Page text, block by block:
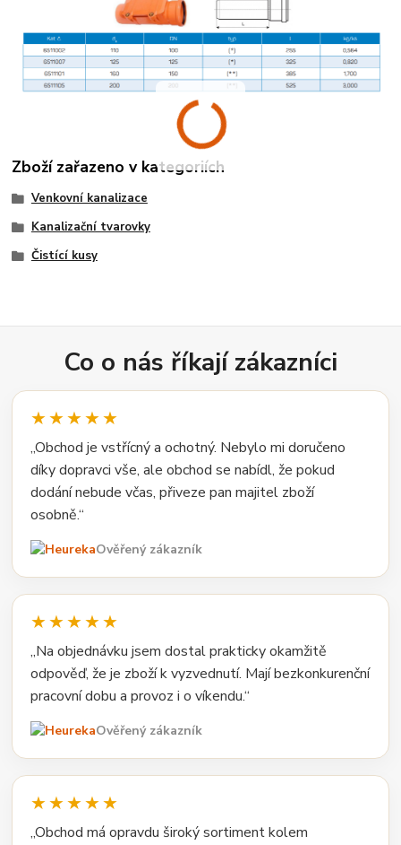
Zboží zařazeno v kategoriích
Venkovní kanalizace
Kanalizační tvarovky
Čistící kusy
Co o nás říkají zákazníci
★★★★★
„Obchod je vstřícný a ochotný. Nebylo mi doručeno
díky dopravci vše, ale obchod se nabídl, že pokud
dodání nebude včas, přiveze pan majitel zboží
osobně.“
Ověřený zákazník
★★★★★
„Na objednávku jsem dostal prakticky okamžitě
odpověď, že je zboží k vyzvednutí. Mají bezkonkurenční
pracovní dobu a provoz i o víkendu.“
Ověřený zákazník
★★★★★
„Obchod má opravdu široký sortiment kolem